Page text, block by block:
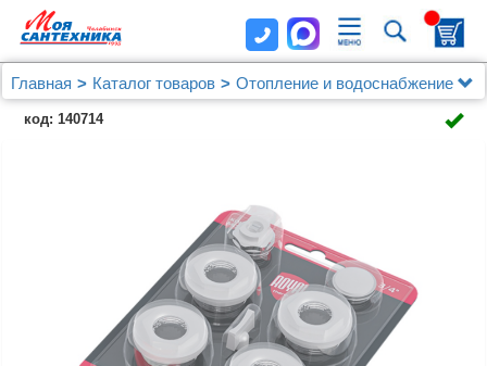
Главная Каталог товаров
Отопление и водоснабжение
Присоединительные наборы для радиаторов
Комплект монтажный Royal Thermo 1”х 1/2" белый
код: 140714